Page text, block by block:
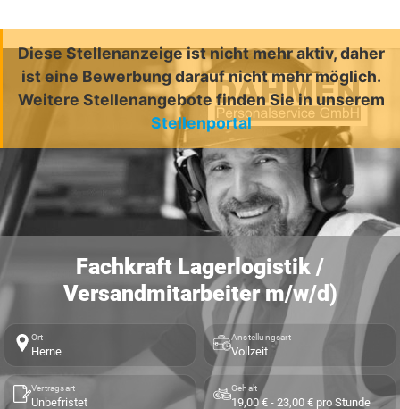
Diese Stellenanzeige ist nicht mehr aktiv, daher
ist eine Bewerbung darauf nicht mehr möglich.
Weitere Stellenangebote finden Sie in unserem
Stellenportal
Fachkraft Lagerlogistik /
Versandmitarbeiter m/w/d)
Ort
Herne
Anstellungsart
Vollzeit
Vertragsart
Unbefristet
Gehalt
19,00 € - 23,00 € pro Stunde